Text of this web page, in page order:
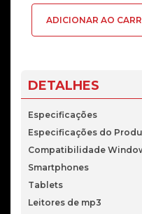
ADICIONAR AO
DETALHES
Especificações
Especificações do
Compatibilidade
Smartphones
Tablets
Leitores de mp3